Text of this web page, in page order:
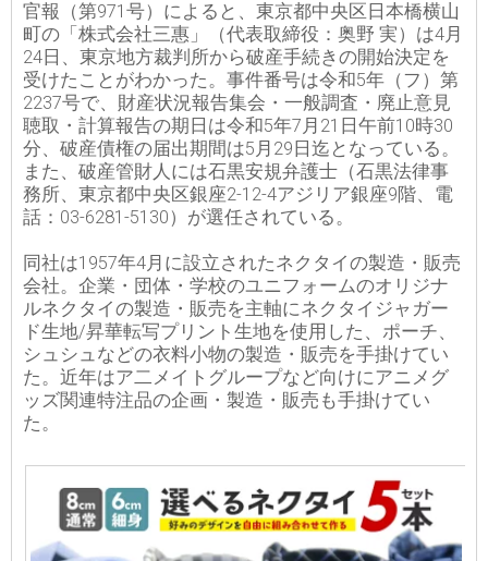
官報（第971号）によると、東京都中央区日本橋横山
町の「株式会社三惠」（代表取締役：奥野 実）は4月
24日、東京地方裁判所から破産手続きの開始決定を
受けたことがわかった。事件番号は令和5年（フ）第
2237号で、財産状況報告集会・一般調査・廃止意見
聴取・計算報告の期日は令和5年7月21日午前10時30
分、破産債権の届出期間は5月29日迄となっている。
また、破産管財人には石黒安規弁護士（石黒法律事
務所、東京都中央区銀座2-12-4アジリア銀座9階、電
話：03-6281-5130）が選任されている。
同社は1957年4月に設立されたネクタイの製造・販売
会社。企業・団体・学校のユニフォームのオリジナ
ルネクタイの製造・販売を主軸にネクタイジャガー
ド生地/昇華転写プリント生地を使用した、ポーチ、
シュシュなどの衣料小物の製造・販売を手掛けてい
た。近年はア二メイトグループなど向けにアニメグ
ッズ関連特注品の企画・製造・販売も手掛けてい
た。